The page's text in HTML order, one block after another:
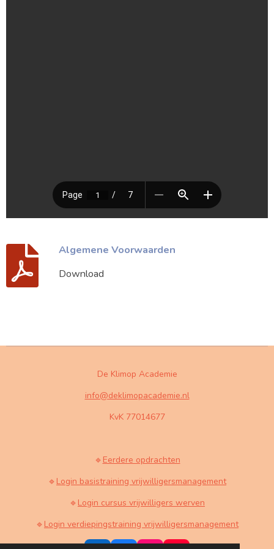
Algemene Voorwaarden
Download
De Klimop Academie
info@deklimopacademie.nl
KvK 77014677
🔹 Eerdere opdrachten
🔹 Login basistraining vrijwilligersmanagement
🔹 Login cursus vrijwilligers werven
🔹 Login verdiepingstraining vrijwilligersmanagement